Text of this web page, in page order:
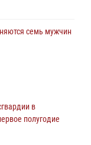
семь мужчин
генерала
участников
в
полугодие